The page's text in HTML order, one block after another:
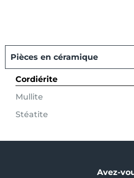
Pièces en céramique
Cordiérite
Mullite
Stéatite
Avez-